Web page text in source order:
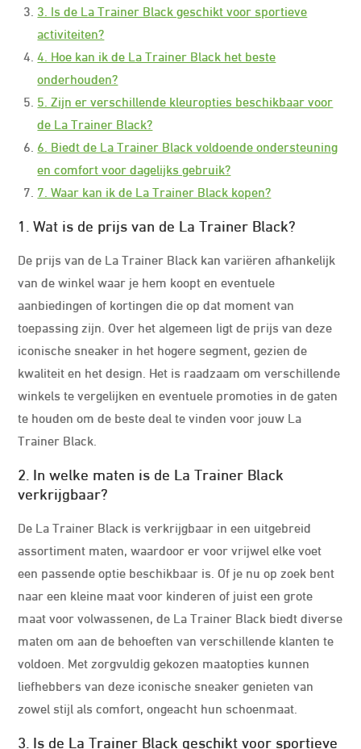
3. Is de La Trainer Black geschikt voor sportieve
activiteiten?
4. Hoe kan ik de La Trainer Black het beste
onderhouden?
5. Zijn er verschillende kleuropties beschikbaar voor
de La Trainer Black?
6. Biedt de La Trainer Black voldoende ondersteuning
en comfort voor dagelijks gebruik?
7. Waar kan ik de La Trainer Black kopen?
1. Wat is de prijs van de La Trainer Black?
De prijs van de La Trainer Black kan variëren afhankelijk
van de winkel waar je hem koopt en eventuele
aanbiedingen of kortingen die op dat moment van
toepassing zijn. Over het algemeen ligt de prijs van deze
iconische sneaker in het hogere segment, gezien de
kwaliteit en het design. Het is raadzaam om verschillende
winkels te vergelijken en eventuele promoties in de gaten
te houden om de beste deal te vinden voor jouw La
Trainer Black.
2. In welke maten is de La Trainer Black
verkrijgbaar?
De La Trainer Black is verkrijgbaar in een uitgebreid
assortiment maten, waardoor er voor vrijwel elke voet
een passende optie beschikbaar is. Of je nu op zoek bent
naar een kleine maat voor kinderen of juist een grote
maat voor volwassenen, de La Trainer Black biedt diverse
maten om aan de behoeften van verschillende klanten te
voldoen. Met zorgvuldig gekozen maatopties kunnen
liefhebbers van deze iconische sneaker genieten van
zowel stijl als comfort, ongeacht hun schoenmaat.
3. Is de La Trainer Black geschikt voor sportieve